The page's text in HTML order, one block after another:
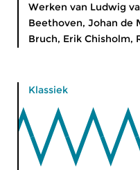
Werken van Ludwig
Beethoven, Johan de
Bruch, Erik Chisholm,
Klassiek